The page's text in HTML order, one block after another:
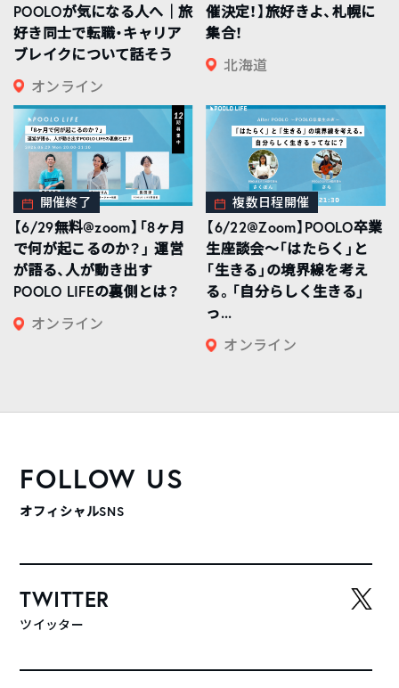
POOLOが気になる人へ｜旅
好き同士で転職・キャリア
ブレイクについて話そう
オンライン
催決定！】旅好きよ、札幌に
集合！
北海道
開催終了
【6/29無料@zoom】「8ヶ月
で何が起こるのか？」 運営
が語る、人が動き出す
POOLO LIFEの裏側とは？
オンライン
複数日程開催
【6/22@Zoom】POOLO卒業
生座談会〜「はたらく」と
「生きる」の境界線を考え
る。「自分らしく生きる」
っ...
オンライン
FOLLOW US
オフィシャルSNS
TWITTER
ツイッター